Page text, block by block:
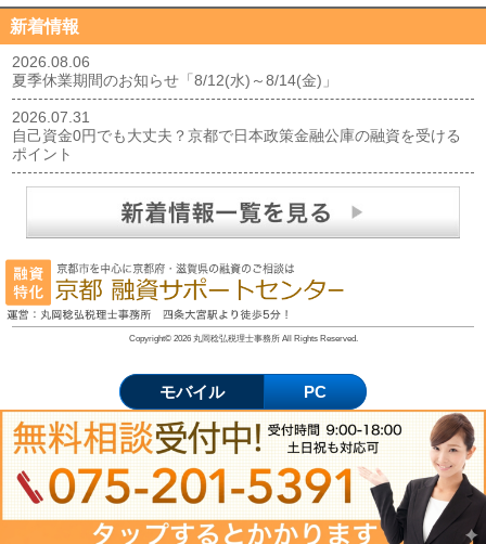
新着情報
2026.08.06
夏季休業期間のお知らせ「8/12(水)～8/14(金)」
2026.07.31
自己資金0円でも大丈夫？京都で日本政策金融公庫の融資を受ける
ポイント
Copyright© 2026 丸岡稔弘税理士事務所 All Rights Reserved.
モバイル PC